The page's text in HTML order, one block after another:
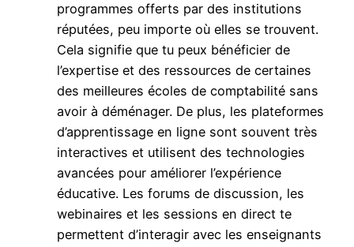
programmes offerts par des institutions
réputées, peu importe où elles se trouvent.
Cela signifie que tu peux bénéficier de
l’expertise et des ressources de certaines
des meilleures écoles de comptabilité sans
avoir à déménager. De plus, les plateformes
d’apprentissage en ligne sont souvent très
interactives et utilisent des technologies
avancées pour améliorer l’expérience
éducative. Les forums de discussion, les
webinaires et les sessions en direct te
permettent d’interagir avec les enseignants